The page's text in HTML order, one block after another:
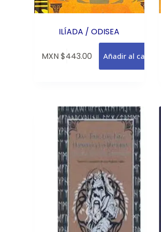
ILÍADA / ODISEA
MXN $443.00 Añadir al carrito